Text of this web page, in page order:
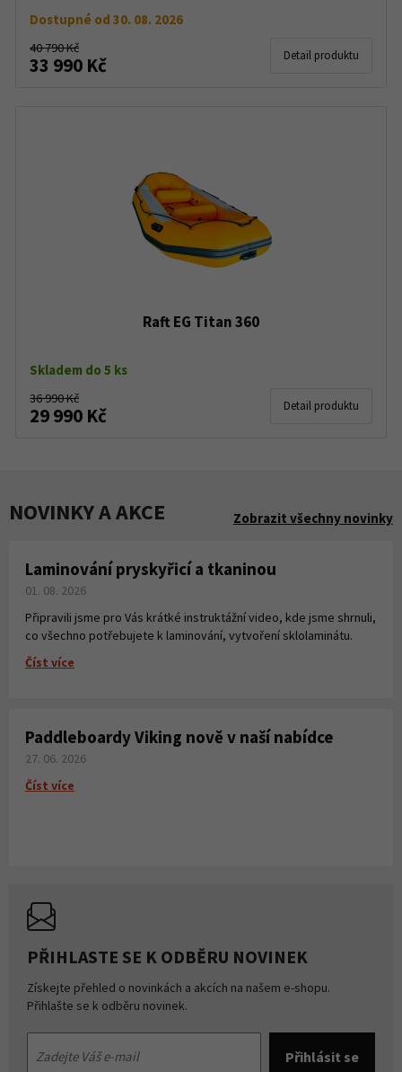
Dostupné od 30. 08. 2026
40 790 Kč
33 990 Kč Detail produktu
Raft EG Titan 360
Skladem do 5 ks
36 990 Kč
29 990 Kč Detail produktu
NOVINKY A AKCE Zobrazit všechny novinky
Laminování pryskyřicí a tkaninou
01. 08. 2026
Připravili jsme pro Vás krátké instruktážní video, kde jsme shrnuli,
co všechno potřebujete k laminování, vytvoření sklolaminátu.
Číst více
Paddleboardy Viking nově v naší nabídce
27. 06. 2026
Číst více
PŘIHLASTE SE K ODBĚRU NOVINEK
Získejte přehled o novinkách a akcích na našem e-shopu.
Přihlašte se k odběru novinek.